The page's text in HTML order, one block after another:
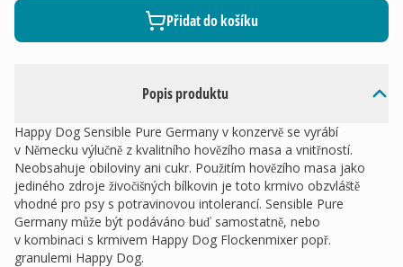
Popis produktu
Happy Dog Sensible Pure Germany v konzervě se vyrábí
v Německu výlučně z kvalitního hovězího masa a vnitřností.
Neobsahuje obiloviny ani cukr. Použitím hovězího masa jako
jediného zdroje živočišných bílkovin je toto krmivo obzvláště
vhodné pro psy s potravinovou intolerancí. Sensible Pure
Germany může být podáváno buď samostatně, nebo
v kombinaci s krmivem Happy Dog Flockenmixer popř.
granulemi Happy Dog.
Přidat do košíku